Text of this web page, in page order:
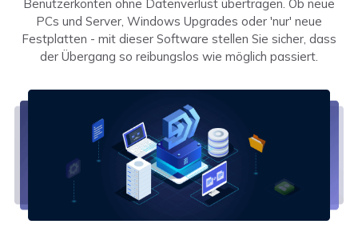
Benutzerkonten ohne Datenverlust übertragen. Ob neue
PCs und Server, Windows Upgrades oder 'nur' neue
Festplatten - mit dieser Software stellen Sie sicher, dass
der Übergang so reibungslos wie möglich passiert.